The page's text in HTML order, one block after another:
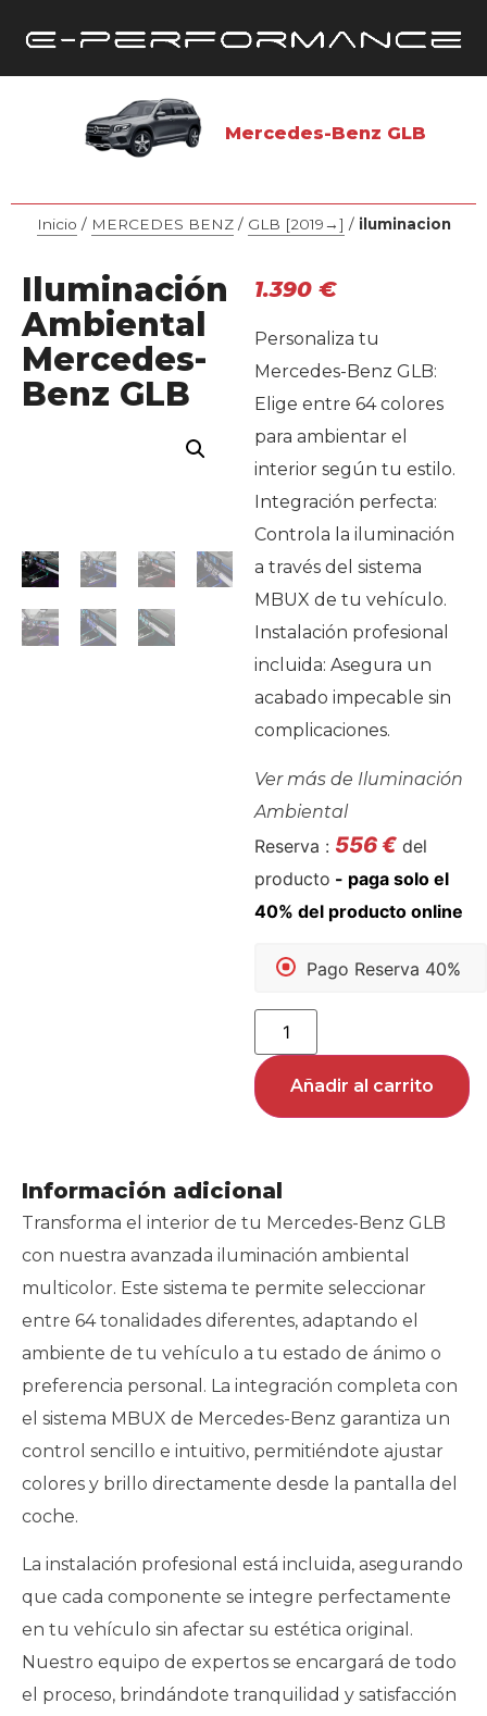
Mercedes-Benz GLB
Inicio / MERCEDES BENZ/ GLB [2019→] / iluminacion
Iluminación
Ambiental
Mercedes-
Benz GLB
1.390 €
Personaliza tu
Mercedes-Benz GLB:
Elige entre 64 colores
para ambientar el
interior según tu estilo.
Integración perfecta:
Controla la iluminación
a través del sistema
MBUX de tu vehículo.
Instalación profesional
incluida: Asegura un
acabado impecable sin
complicaciones.
Ver más de Iluminación
Ambiental
Reserva : 556€ del
producto
Pago Reserva 40%
Añadir al carrito
Información adicional
Transforma el interior de tu Mercedes-Benz GLB
con nuestra avanzada iluminación ambiental
multicolor. Este sistema te permite seleccionar
entre 64 tonalidades diferentes, adaptando el
ambiente de tu vehículo a tu estado de ánimo o
preferencia personal. La integración completa con
el sistema MBUX de Mercedes-Benz garantiza un
control sencillo e intuitivo, permitiéndote ajustar
colores y brillo directamente desde la pantalla del
coche.
La instalación profesional está incluida, asegurando
que cada componente se integre perfectamente
en tu vehículo sin afectar su estética original.
Nuestro equipo de expertos se encargará de todo
el proceso, brindándote tranquilidad y satisfacción